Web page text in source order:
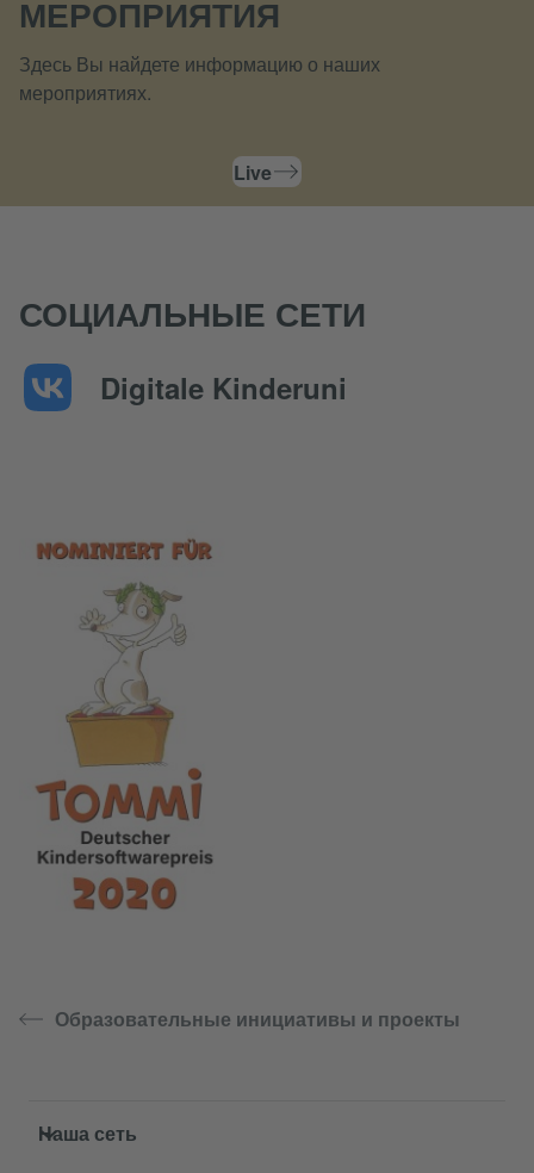
МЕРОПРИЯТИЯ
Здесь Вы найдете информацию о наших
мероприятиях.
Live
СОЦИАЛЬНЫЕ СЕТИ
Digitale Kinderuni
Образовательные инициативы и проекты
Service- und Informationsbereich
Наша сеть